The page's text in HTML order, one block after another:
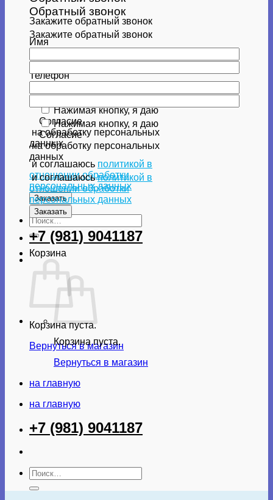
Закажите обратный звонок
Имя
Телефон
Нажимая кнопку, я даю
Согласие
на обработку персональных
данных
и соглашаюсь политикой в
отношении обработки
персональных данных
Искать:
Корзина
Корзина пуста.
Вернуться в магазин
Обратный звонок
Закажите обратный звонок
Нажимая кнопку, я даю
Согласие
на обработку персональных
данных
и соглашаюсьполитикой в
отношении обработки
персональных данных
+7 (981) 9041187
Корзина пуста.
Вернуться в магазин
на главную
на главную
+7 (981) 9041187
Искать: